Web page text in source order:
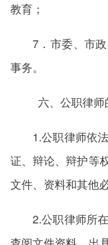
教育；
7．市委、市
事务。
六、公职律师
1.公职律师依
证、辩论、辩护等
文件、资料和其他
2.公职律师所